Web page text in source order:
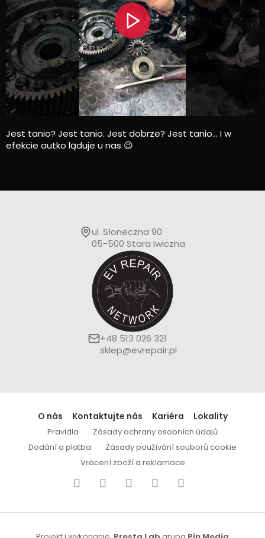
Jest tanio? Jest tanio. Jest dobrze? Jest tanio… I w
efekcie autko ląduje u nas 😉
ul. Słoneczna 90
05-500 Stara Iwiczna
+48 513 026 321
sklep@evrepair.pl
O nás Kontaktujte nás Kariéra Lokality
Pravidla
Zásady ochrany osobních údajů
Dodání a platba
Zásady používání souborů cookie
Vrácení zboží a reklamace